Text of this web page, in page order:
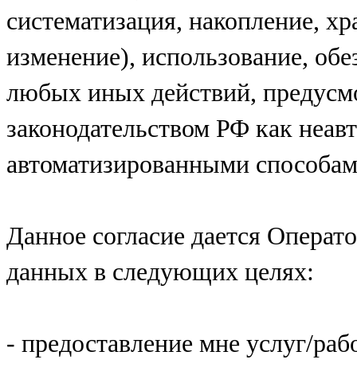
систематизация, накопление,
изменение), использование,
любых иных действий,
законодательством РФ как
автоматизированными
Данное согласие дается
данных в следующих целях:
- предоставление мне услуг/